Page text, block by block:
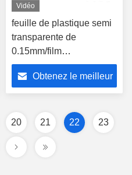
Vidéo
feuille de plastique semi
transparente de
0.15mm/film
thermoplastique de
polyuréthane avec le
substrat de PE
Obtenez le meilleur
20 21 22 23